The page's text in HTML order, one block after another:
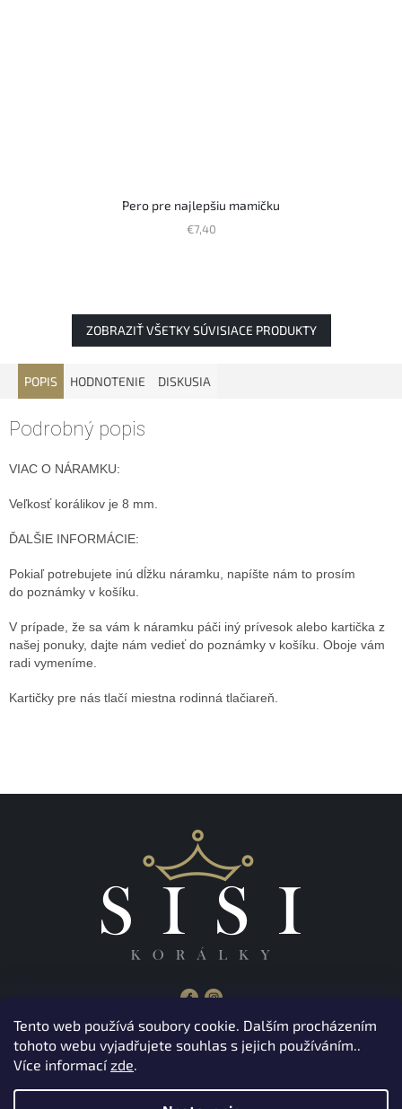
Tento web používá soubory cookie. Dalším procházením
tohoto webu vyjadřujete souhlas s jejich používáním..
Více informacízde.
Pero pre najlepšiu mamičku
€7,40
ZOBRAZIŤ VŠETKY SÚVISIACE PRODUKTY
POPIS HODNOTENIE DISKUSIA
Podrobný popis
VIAC O NÁRAMKU:
Veľkosť korálikov je 8 mm.
ĎALŠIE INFORMÁCIE:
Pokiaľ potrebujete inú dĺžku náramku, napíšte nám to prosím
do poznámky v košíku.
V prípade, že sa vám k náramku páči iný prívesok alebo kartička z
našej ponuky, dajte nám vedieť do poznámky v košíku. Oboje vám
radi vymeníme.
Kartičky pre nás tlačí miestna rodinná tlačiareň.